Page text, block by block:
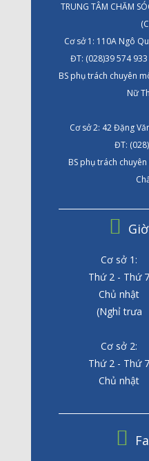
TRUNG TÂM CHĂM
Cơ sở 1: 110A Ngô
ĐT: (028)39 574
BS phụ trách chuyên
Nữ
Cơ sở 2: 42 Đặng
ĐT:
BS phụ trách
Cơ sở 1:
Thứ 2 - Thứ 7
Chủ nhật
(Nghỉ trưa
Cơ sở 2:
Thứ 2 - Thứ 7
Chủ nhật